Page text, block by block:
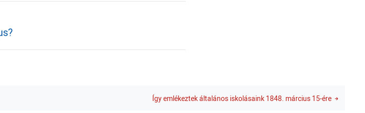
Így emlékeztek általános iskolásaink 1848. március 15-ére